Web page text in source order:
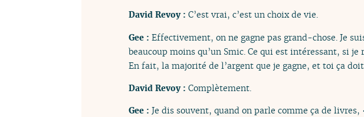
David Revoy : C’est vrai, c’est un choix de vie.
Gee : Effectivement, on ne gagne pas grand-chose. Je
beaucoup moins qu’un Smic. Ce qui est intéressant, si
En fait, la majorité de l’argent que je gagne, et toi ça
David Revoy : Complètement.
Gee : Je dis souvent, quand on parle comme ça de